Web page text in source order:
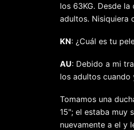
los 63KG. Desde
adultos. Nisiquiera
KN: ¿Cuál es tu
AU: Debido a mi
los adultos cuando
Tomamos una
15"; el estaba muy
nuevamente a el y